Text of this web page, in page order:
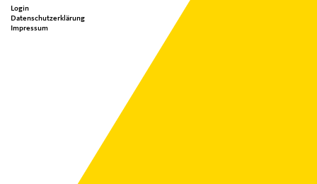
im
Seiten-
Footer
Login
Datenschutzerklärung
Impressum